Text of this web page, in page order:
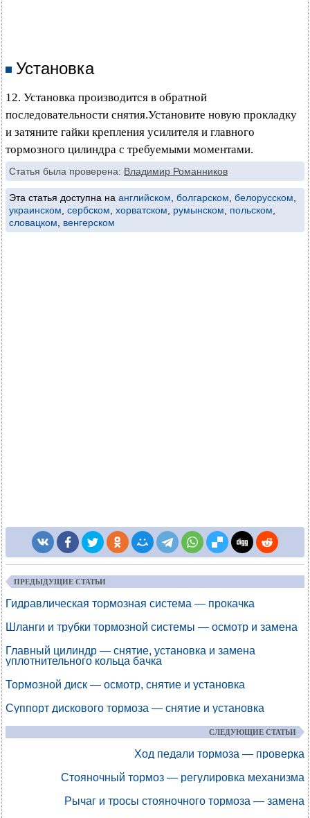
Установка
12. Установка производится в обратной
последовательности снятия.Установите новую прокладку
и затяните гайки крепления усилителя и главного
тормозного цилиндра с требуемыми моментами.
Статья была проверена: Владимир Романников
Эта статья доступна на английском болгарском белорусском
украинском сербском хорватском румынском польском
словацком
венгерском
ПРЕДЫДУЩИЕ СТАТЬИ
Гидравлическая тормозная система — прокачка
Шланги и трубки тормозной системы — осмотр и замена
Главный цилиндр — снятие, установка и замена
уплотнительного кольца бачка
Тормозной диск — осмотр, снятие и установка
Суппорт дискового тормоза — снятие и установка
СЛЕДУЮЩИЕ СТАТЬИ
Ход педали тормоза — проверка
Стояночный тормоз — регулировка механизма
Рычаг и тросы стояночного тормоза — замена